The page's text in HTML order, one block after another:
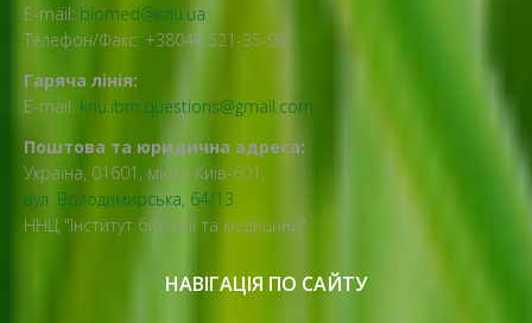
E-mail: biomed@knu.ua
Телефон/Факс: +38044 521-35-98
Гаряча лінія:
E-mail: knu.ibm.questions@gmail.com
Поштова та юридична адреса:
Україна, 01601, місто Київ-601,
вул. Володимирська, 64/13
ННЦ "Інститут біології та медицини"
НАВІГАЦІЯ ПО САЙТУ